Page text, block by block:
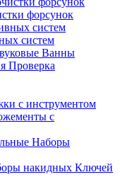
форсунок
систем
Ванны
Проверка
с инструментом
с
Наборы
накидных Ключей